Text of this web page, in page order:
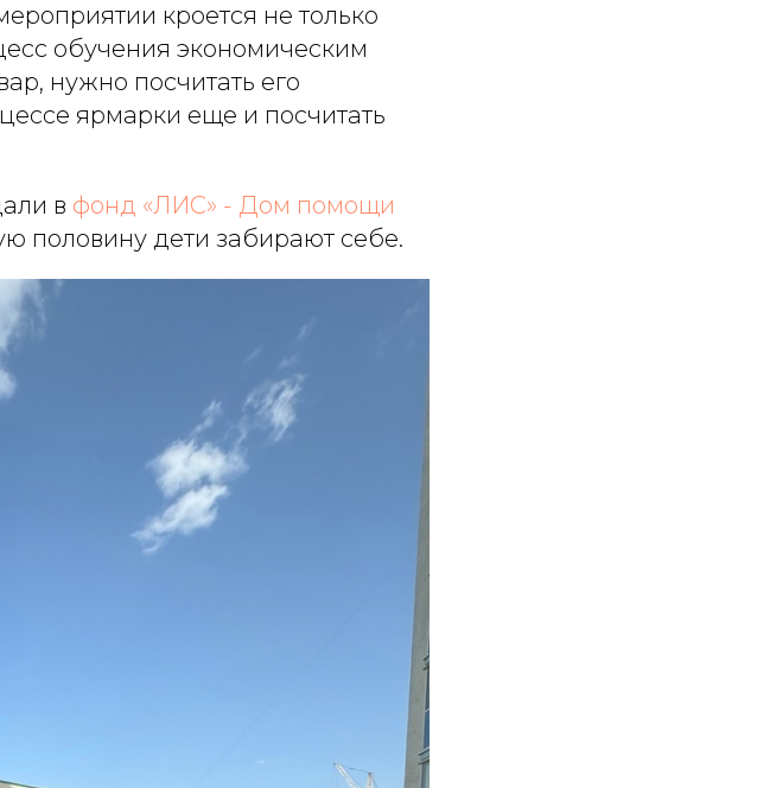
кроется не только
обучения экономическим
нужно посчитать его
ярмарки еще и посчитать
в фонд «ЛИС» - Дом помощи
половину дети забирают себе.